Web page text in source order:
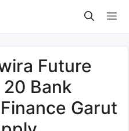
Future
Bank
Garut